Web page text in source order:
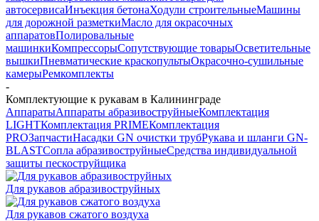
автосервисаИнъекция бетонаХодули строительныеМашины
для дорожной разметкиМасло для окрасочных
аппаратовПолировальные
машинкиКомпрессорыСопутствующие товарыОсветительные
вышкиПневматические краскопультыОкрасочно-сушильные
камерыРемкомплекты
-
Комплектующие к рукавам в Калининграде
АппаратыАппараты абразивоструйныеКомплектация
LIGHTКомплектация PRIMEКомплектация
PROЗапчастиНасадки GN очистки трубРукава и шланги GN-
BLASTСопла абразивоструйныеСредства индивидуальной
защиты пескоструйщика
Для рукавов абразивоструйных
Для рукавов сжатого воздуха